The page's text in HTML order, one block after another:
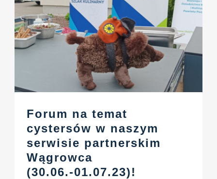
Forum na temat
cystersów w naszym
serwisie partnerskim
Wągrowca
(30.06.-01.07.23)!